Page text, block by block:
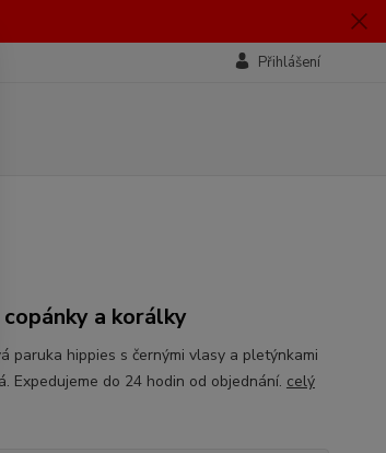
Přihlášení
copánky a korálky
paruka hippies s černými vlasy a pletýnkami
Expedujeme do 24 hodin od objednání. celý